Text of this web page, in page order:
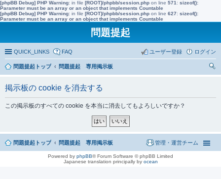
[phpBB Debug] PHP Warning: in file [ROOT]/phpbb/session.php on line 571 : sizeof():
Parameter must be an array or an object that implements Countable
[phpBB Debug] PHP Warning: in file [ROOT]/phpbb/session.php on line 627: sizeof():
Parameter must be an array or an object that implements Countable
問題提起
QUICK_LINKS FAQ ログイン
ユーザー登録
問題提起トップ
問題提起 専用掲示板
掲示板の cookie を消去する
この掲示板のすべての cookie を本当に消去してもよろしいですか？
問題提起トップ 問題提起 専用掲示板 管理・運営チーム
Powered by phpBB® Forum Software © phpBB Limited
Japanese translation principally by ocean